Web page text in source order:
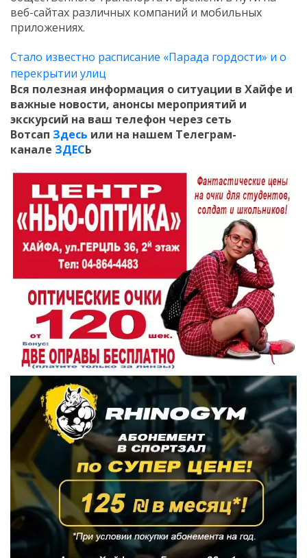
веб-сайтах различных компаний и мобильных
приложениях.
Стало известно расписание «Парада гордости» и о
перекрытии улиц
Вся полезная информация о ситуации в Хайфе и
важные новости, анонсы мероприятий и
экскурсий на ваш телефон через сеть
Вотсап Здесь или на нашем Телеграм-
канале ЗДЕСЬ